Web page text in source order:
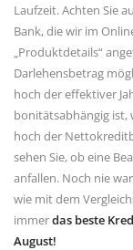
Laufzeit. Achten Sie
Bank, die wir im
„Produktdetails“
Darlehensbetrag
hoch der effektiver
bonitätsabhängig ist,
hoch der
sehen Sie, ob eine
anfallen. Noch nie
wie mit dem
immerdas beste
August!